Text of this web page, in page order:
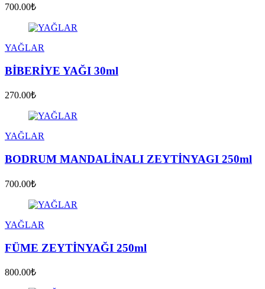
700.00₺
YAĞLAR
BİBERİYE YAĞI 30ml
270.00₺
YAĞLAR
BODRUM MANDALİNALI ZEYTİNYAGI 250ml
700.00₺
YAĞLAR
FÜME ZEYTİNYAĞI 250ml
800.00₺